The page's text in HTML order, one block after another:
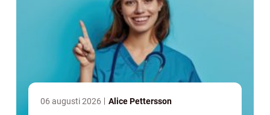
06 augusti 2026 Alice Pettersson